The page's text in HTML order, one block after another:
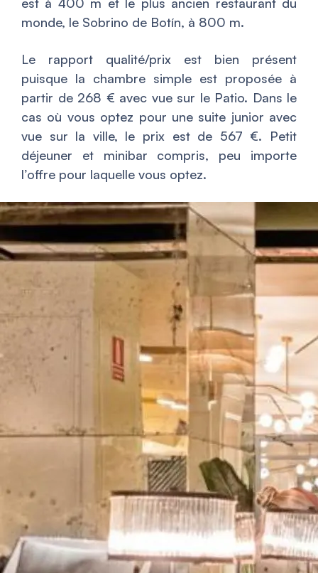
monde, le Sobrino de Botín, à 800 m.
Le rapport qualité/prix est bien présent
puisque la chambre simple est proposée à
partir de 268 € avec vue sur le Patio. Dans le
cas où vous optez pour une suite junior avec
vue sur la ville, le prix est de 567 €. Petit
déjeuner et minibar compris, peu importe
l’offre pour laquelle vous optez.